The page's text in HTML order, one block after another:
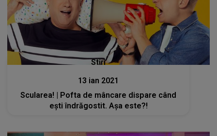
Stiri
13 ian 2021
Scularea! | Pofta de mâncare dispare când
ești îndrăgostit. Așa este?!